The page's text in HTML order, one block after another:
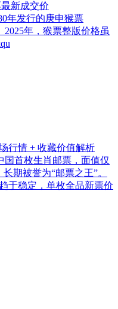
新成交价
年发行的庚申猴票
2025年，猴票整版价格虽
行情 + 收藏价值解析
国首枚生肖邮票，面值仅
期被誉为“邮票之王”。
于稳定，单枚全品新票价